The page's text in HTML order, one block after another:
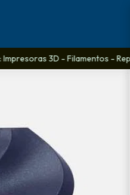
3D - Filamentos -